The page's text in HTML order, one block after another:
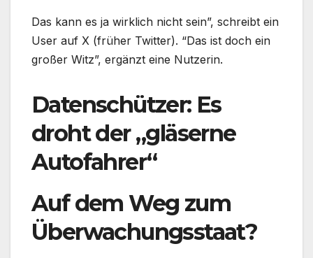
Das kann es ja wirklich nicht sein”, schreibt ein
User auf X (früher Twitter). “Das ist doch ein
großer Witz”, ergänzt eine Nutzerin.
Datenschützer: Es
droht der „gläserne
Autofahrer“
Auf dem Weg zum
Überwachungsstaat?